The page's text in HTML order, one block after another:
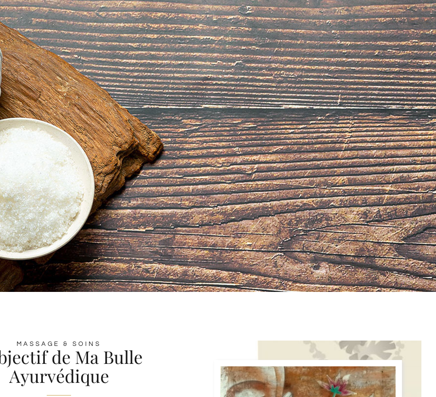
MASSAGE & SOINS
de Ma Bulle
Ayurvédique